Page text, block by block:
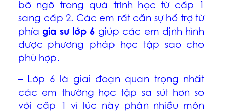
bỡ ngỡ trong quá trình học từ cấp 1
sang cấp 2. Các em rất cần sự hổ trợ từ
phíagia sư lớp 6 giúp các em định hình
được phương pháp học tập sao cho
phù hợp.
– Lớp 6 là giai đoạn quan trọng nhất
các em thường học tập sa sút hơn so
với cấp 1 vì lúc này phân nhiều môn